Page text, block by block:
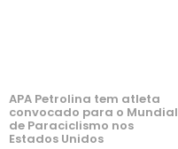
APA Petrolina tem atleta
convocado para o Mundial
de Paraciclismo nos
Estados Unidos